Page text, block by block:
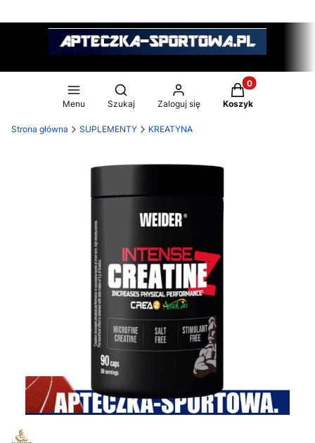
Menu
Otwórz wyszukiwarkę
Szukaj Zaloguj się
Produkty w
Koszyk
Strona główna SUPLEMENTY KREATYNA